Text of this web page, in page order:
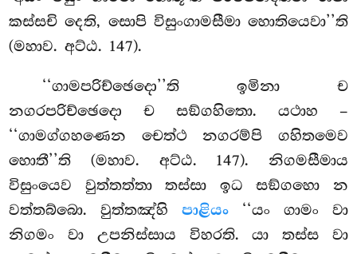
කස්සචි දෙති, සොපි විසුංගාමසීමා හොතියෙවා’’ති
(මහාව. අට්ඨ. 147).
‘‘ගාමපරිච්ඡෙදො’’ති ඉමිනා ච
නගරපරිච්ඡෙදො ච සඞ්ගහිතො. යථාහ –
‘‘ගාමග්ගහණෙන චෙත්ථ නගරම්පි ගහිතමෙව
හොතී’’ති (මහාව. අට්ඨ. 147). නිගමසීමාය
විසුංයෙව වුත්තත්තා තස්සා ඉධ සඞ්ගහො න
වත්තබ්බො. වුත්තඤ්හිපාළියං ‘‘යං ගාමං වා
නිගමං වා උපනිස්සාය විහරති. යා තස්ස වා